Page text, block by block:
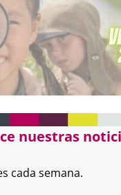
nuestras
cada semana.